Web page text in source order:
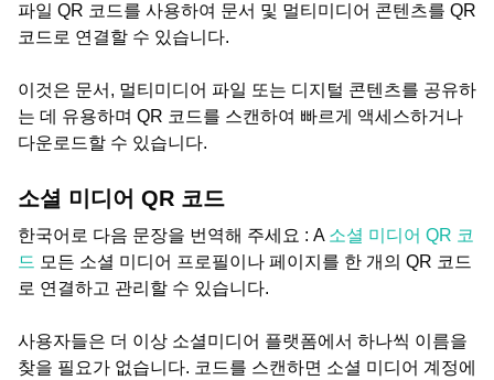
파일 QR 코드를 사용하여 문서 및 멀티미디어 콘텐츠를 QR
코드로 연결할 수 있습니다.
이것은 문서, 멀티미디어 파일 또는 디지털 콘텐츠를 공유하
는 데 유용하며 QR 코드를 스캔하여 빠르게 액세스하거나
다운로드할 수 있습니다.
소셜 미디어 QR 코드
한국어로 다음 문장을 번역해 주세요 : A 소셜 미디어 QR 코
드 모든 소셜 미디어 프로필이나 페이지를 한 개의 QR 코드
로 연결하고 관리할 수 있습니다.
사용자들은 더 이상 소셜미디어 플랫폼에서 하나씩 이름을
찾을 필요가 없습니다. 코드를 스캔하면 소셜 미디어 계정에